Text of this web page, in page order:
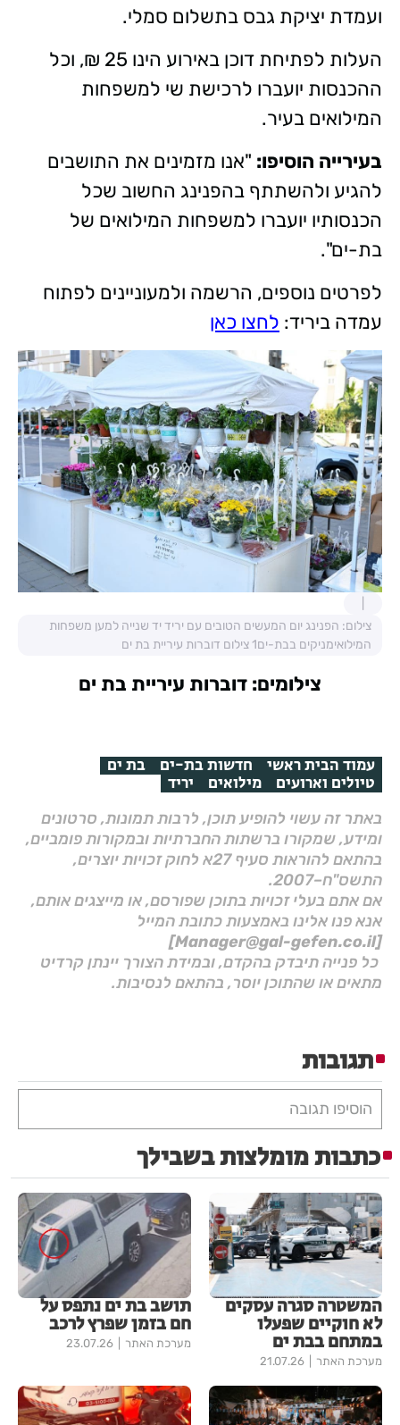
ועמדת יציקת גבס בתשלום סמלי.
העלות לפתיחת דוכן באירוע הינו 25 ₪, וכל
ההכנסות יועברו לרכישת שי למשפחות
המילואים בעיר.
בעירייה הוסיפו: "אנו מזמינים את התושבים
להגיע ולהשתתף בהפנינג החשוב שכל
הכנסותיו יועברו למשפחות המילואים של
בת-ים".
לפרטים נוספים, הרשמה ולמעוניינים לפתוח
עמדה ביריד: לחצו כאן
צילום: הפנינג יום המעשים הטובים עם יריד יד שנייה למען משפחות
המילואימניקים בבת-ים1 צילום דוברות עיריית בת ים
צילומים: דוברות עיריית בת ים
עמוד הבית ראשי חדשות בת-ים בת ים
טיולים וארועים מילואים יריד
באתר זה עשוי להופיע תוכן, לרבות תמונות, סרטונים
ומידע, שמקורו ברשתות החברתיות ובמקורות פומביים,
בהתאם להוראות סעיף 27א לחוק זכויות יוצרים,
התשס"ח–2007.
אם אתם בעלי זכויות בתוכן שפורסם, או מייצגים אותם,
אנא פנו אלינו באמצעות כתובת המייל
[Manager@gal-gefen.co.il]
כל פנייה תיבדק בהקדם, ובמידת הצורך יינתן קרדיט
מתאים או שהתוכן יוסר, בהתאם לנסיבות.
תגובות
הוסיפו תגובה
כתבות מומלצות בשבילך
המשטרה סגרה עסקים
לא חוקיים שפעלו
במתחם בבת ים
מערכת האתר 21.07.26
תושב בת ים נתפס על
חם בזמן שפרץ לרכב
מערכת האתר 23.07.26